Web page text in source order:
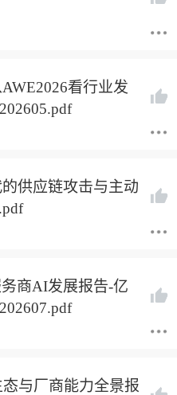
看行业发
供应链攻击与主动
商AI发展报告-亿
与厂商能力全景报